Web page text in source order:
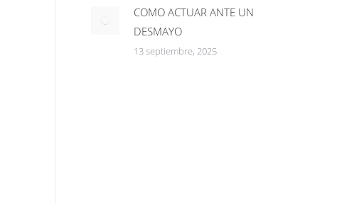
COMO ACTUAR ANTE UN
DESMAYO
13 septiembre, 2025